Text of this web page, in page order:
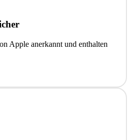
Apple anerkannt und enthalten